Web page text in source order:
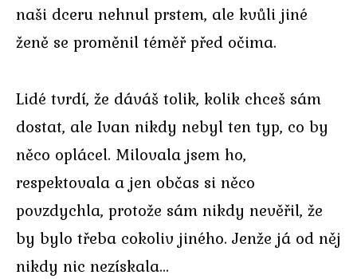
naši dceru nehnul prstem, ale kvůli jiné
ženě se proměnil téměř před očima.
Lidé tvrdí, že dáváš tolik, kolik chceš sám
dostat, ale Ivan nikdy nebyl ten typ, co by
něco oplácel. Milovala jsem ho,
respektovala a jen občas si něco
povzdychla, protože sám nikdy nevěřil, že
by bylo třeba cokoliv jiného. Jenže já od něj
nikdy nic nezískala…